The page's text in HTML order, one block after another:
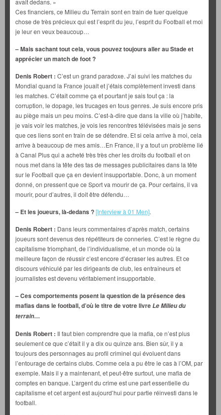
avait dedans. »
Ces financiers, ce Milieu du Terrain sont en train de tuer quelque
chose de très précieux qui est l’esprit du jeu, l’esprit du Football et moi
je leur en veux beaucoup…
– Mais sachant tout cela, vous pouvez toujours aller au Stade et
apprécier un match de foot ?
Denis Robert : C’est un grand paradoxe. J’ai suivi les matches du
Mondial quand la France jouait et j’étais complètement investi dans
les matches. C’était comme ça et pourtant je sais tout ça : la
corruption, le dopage, les trucages en tous genres. Je suis encore pris
au piège mais un peu moins. C’est-à-dire que dans la ville où j’habite,
je vais voir les matches, je vois les rencontres télévisées mais je sens
que ces liens sont en train de se détendre. Et si cela arrive à moi, cela
arrive à beaucoup de mes amis…En France, il y a tout un problème lié
à Canal Plus qui a acheté très très cher les droits du football et on
nous met dans la tête des tas de messages publicitaires dans la tête
sur le Football que ça en devient insupportable. Donc, à un moment
donné, on pressent que ce Sport va mourir de ça. Pour certains, il va
mourir, pour d’autres, il doit être défendu…
– Et les joueurs, là-dedans ?[Interview à 01 Men].
Denis Robert : Dans leurs commentaires d’après match, certains
joueurs sont devenus des répétiteurs de conneries. C’est le règne du
capitalisme triomphant, de l’individualisme, et un monde où la
meilleure façon de réussir c’est encore d’écraser les autres. Et ce
discours véhiculé par les dirigeants de club, les entraîneurs et
journalistes est devenu véritablement insupportable.
– Ces comportements posent la question de la présence des
mafias dans le football, d’où le titre de votre livreLe Milieu du
terrain…
Denis Robert : Il faut bien comprendre que la mafia, ce n’est plus
seulement ce que c’était il y a dix ou quinze ans. Bien sûr, il y a
toujours des personnages au profil criminel qui évoluent dans
l’entourage de certains clubs. Comme cela a pu être le cas à l’OM, par
exemple. Mais il y a maintenant, et peut-être surtout, une mafia de
comptes en banque. L’argent du crime est une part essentielle du
capitalisme et cet argent est aujourd’hui pour partie réinvesti dans le
football.